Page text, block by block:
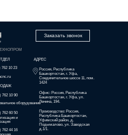
Заказать звонок
ТЕХНОПРОМ
АДРЕС
762 44 16
и
762 60 50
оборудование
Производство: Россия,
Республика Башкортостан,
Уфимский район, д.
Подымалово, ул. Заводская
д.1/1.
Офис: Россия, Республика
Башкортостан, г. Уфа, ул.
Ленина, 194.
Россия, Республика
Башкортостан, г. Уфа,
Соединительное шоссе 11, пом.
1424
762 10 90
762 10 23